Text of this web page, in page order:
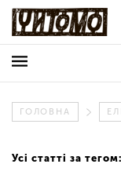
ГОЛОВНА
Усі статті за тегом: